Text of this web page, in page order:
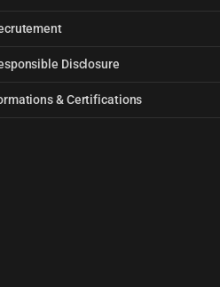
Disclosure
& Certifications